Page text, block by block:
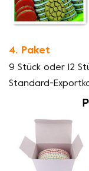
4. Paket
9 Stück oder 12
Standard-